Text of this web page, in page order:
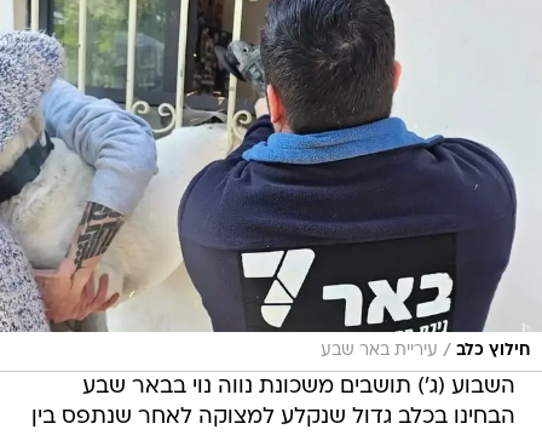
חילוץ כלב / עיריית באר שבע
השבוע (ג') תושבים משכונת נווה נוי בבאר שבע
הבחינו בכלב גדול שנקלע למצוקה לאחר שנתפס בין